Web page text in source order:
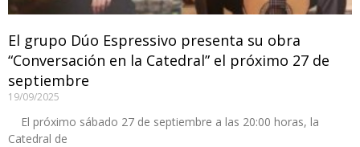
El grupo Dúo Espressivo presenta su obra
“Conversación en la Catedral” el próximo 27 de
septiembre
19/09/2025
El próximo sábado 27 de septiembre a las 20:00 horas, la
Catedral de